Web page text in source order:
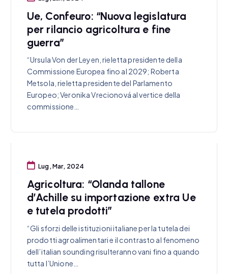
Ue, Confeuro: “Nuova legislatura
per rilancio agricoltura e fine
guerra”
“Ursula Von der Leyen, rieletta presidente della
Commissione Europea fino al 2029; Roberta
Metsola, rieletta presidente del Parlamento
Europeo; Veronika Vrecionová al vertice della
commissione…
Lug, Mar, 2024
Agricoltura: “Olanda tallone
d’Achille su importazione extra Ue
e tutela prodotti”
“Gli sforzi delle istituzioni italiane per la tutela dei
prodotti agroalimentari e il contrasto al fenomeno
dell’italian sounding risulteranno vani fino a quando
tutta l’Unione…